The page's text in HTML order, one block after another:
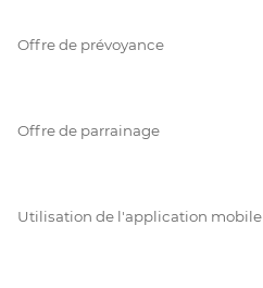
Offre de prévoyance
Offre de parrainage
Utilisation de l'application mobile